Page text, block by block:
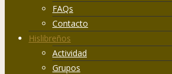
FAQs
Contacto
Hislibreños
Actividad
Grupos